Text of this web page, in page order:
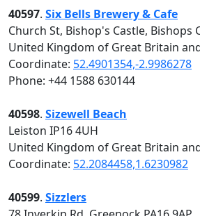
40597. Six Bells Brewery & Cafe
Church St, Bishop's Castle, Bishops
United Kingdom of Great Britain
Coordinate: 52.4901354,-2.9986278
Phone: +44 1588 630144
40598. Sizewell Beach
Leiston IP16 4UH
United Kingdom of Great Britain
Coordinate: 52.2084458,1.6230982
40599. Sizzlers